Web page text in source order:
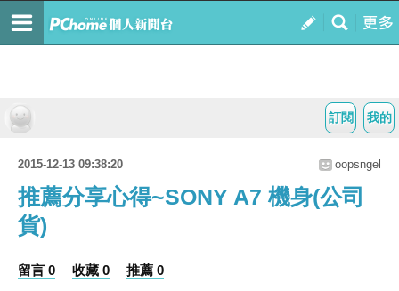
我的
訂閱
2015-12-13 09:38:20 oopsngel
推薦分享心得~SONY A7 機身(公司
貨)
留言 0 收藏 0 推薦 0